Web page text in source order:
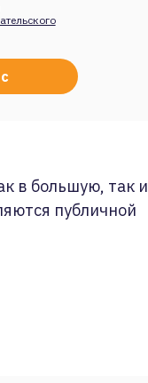
в большую, так
публичной